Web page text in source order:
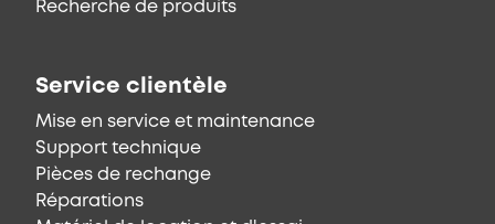
Recherche de produits
Service clientèle
Mise en service et maintenance
Support technique
Pièces de rechange
Réparations